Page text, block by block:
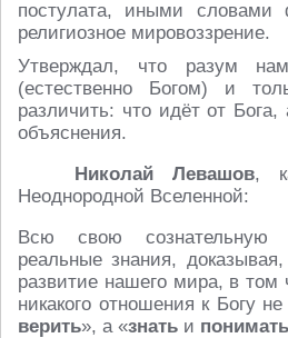
постулата, иными словами
религиозное мировоззрение.
Утверждал, что разум
(естественно Богом) и
различить: что идёт от Бога,
объяснения.
Николай Левашов,
Неоднородной Вселенной:
Всю свою
реальные знания,
развитие нашего мира, в
никакого отношения к Богу
верить», а «знать и понимать